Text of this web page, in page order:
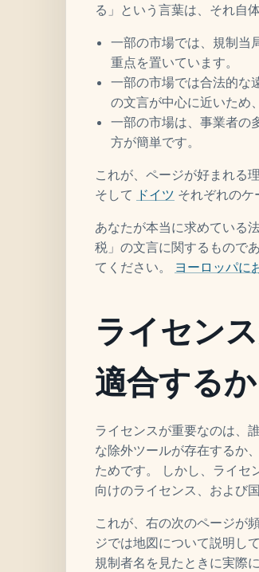
る」という言葉は、それ自
一部の市場では、規制当
重点を置いています。
一部の市場では合法的な
の文言が中心に近いため
一部の市場は、事業者の
方が簡単です。
これが、ページが好まれる
そして ドイツ それぞれのケ
あなたが本当に求めている
税」の文言に関するもので
てください。 ヨーロッパに
ライセン
適合するか
ライセンスが重要なのは、
な除外ツールが存在するか
ためです。 しかし、ライセ
向けのライセンス、および
これが、右の次のページが
ジでは地図について説明し
規制者名を見たときに実際